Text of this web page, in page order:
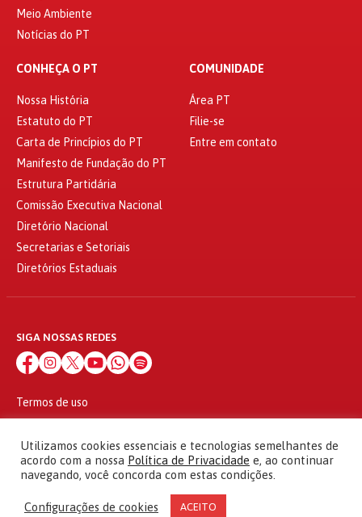
Meio Ambiente
Notícias do PT
CONHEÇA O PT
Nossa História
Estatuto do PT
Carta de Princípios do PT
Manifesto de Fundação do PT
Estrutura Partidária
Comissão Executiva Nacional
Diretório Nacional
Secretarias e Setoriais
Diretórios Estaduais
COMUNIDADE
Área PT
Filie-se
Entre em contato
SIGA NOSSAS REDES
Termos de uso
Política de privacidade
© 2010 - 2026
Partido dos Trabalhadores Todos os direitos reservados
Utilizamos cookies essenciais e tecnologias semelhantes de
acordo com a nossa Política de Privacidade e, ao continuar
navegando, você concorda com estas condições.
Configurações de cookies ACEITO